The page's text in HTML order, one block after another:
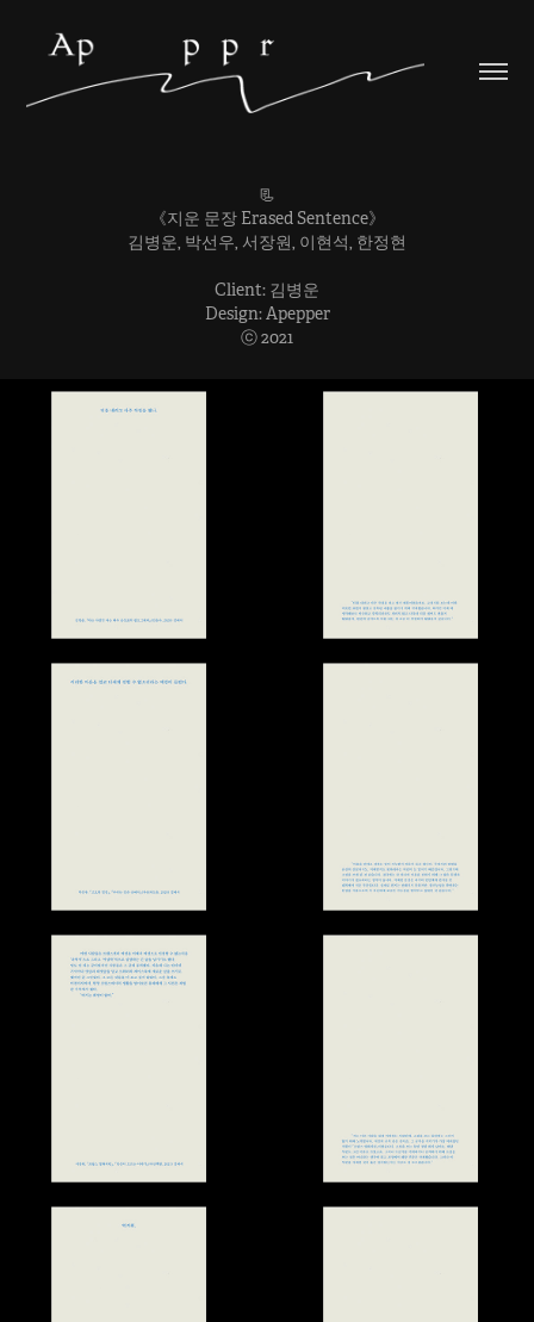
📃
《지운 문장 Erased Sentence》
김병운, 박선우, 서장원, 이현석, 한정현
Client: 김병운
Design: Apepper